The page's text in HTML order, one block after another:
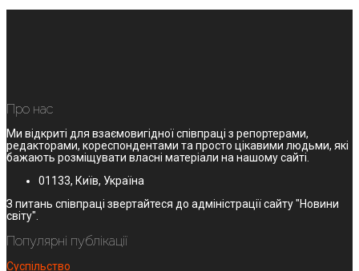
Про нас
Ми відкриті для взаємовигідної співпраці з репортерами,
редакторами, кореспондентами та просто цікавими людьми, які
бажають розміщувати власні матеріали на нашому сайті.
01133, Київ, Україна
З питань співпраці звертайтеся до адміністрації сайту "Новини
світу".
Популярні публікації
Суспільство